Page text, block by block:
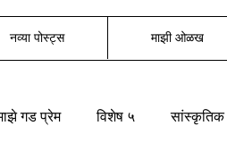
नव्या पोस्ट्स माझी ओळख
गड प्रेम विशेष ५ सांस्कृतिक